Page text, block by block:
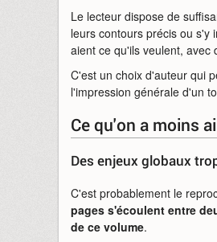
Le lecteur dispose de
leurs contours précis ou s'y
aient ce qu'ils veulent, avec
C'est un choix d'auteur qui
l'impression générale d'un
Ce qu'on a moins
Des enjeux globaux
C'est probablement le
pages s'écoulent entre
de ce volume.